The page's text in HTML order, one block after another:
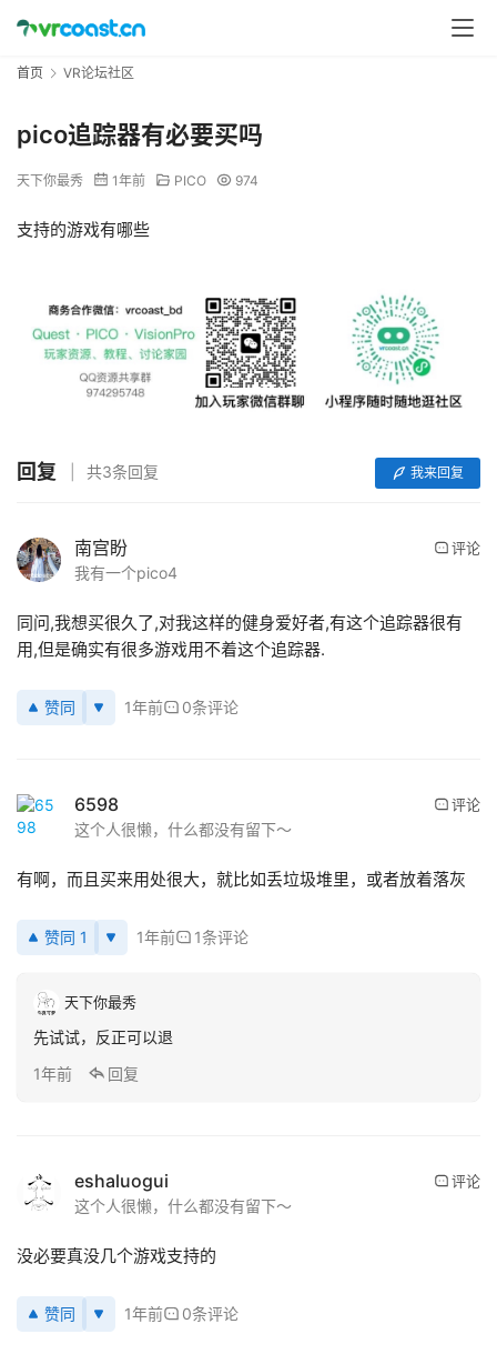
页
行
动
应
R
备
首页 VR论坛社区
pico追踪器有必要买吗
天下你最秀 1年前 PICO 974
支持的游戏有哪些
回复 共3条回复 我来回复
南宫盼
我有一个pico4
评论
同问,我想买很久了,对我这样的健身爱好者,有这个追踪器很有
用,但是确实有很多游戏用不着这个追踪器.
赞同 1年前 0条评论
6598
这个人很懒，什么都没有留下～
评论
有啊，而且买来用处很大，就比如丢垃圾堆里，或者放着落灰
赞同 1 1年前 1条评论
天下你最秀
先试试，反正可以退
1年前
回复
eshaluogui
这个人很懒，什么都没有留下～
评论
没必要真没几个游戏支持的
赞同 1年前 0条评论